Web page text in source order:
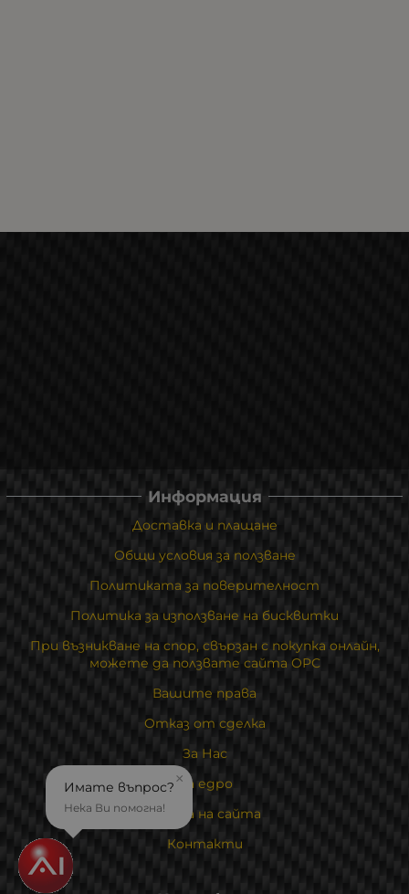
Информация
Доставка и плащане
Общи условия за ползване
Политиката за поверителност
Политика за използване на бисквитки
При възникване на спор, свързан с покупка онлайн,
можете да ползвате сайта ОРС
Вашите права
Отказ от сделка
За Нас
На едро
Карта на сайта
Контакти
×
Имате въпрос?
Нека Ви помогна!